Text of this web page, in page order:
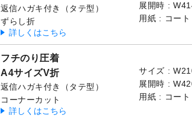
返信ハガキ付き（タテ型）
ずらし折
詳しくはこちら
展開時
用紙
コー
フチのり圧着
A4サイズV折
返信ハガキ付き（タテ型）
コーナーカット
詳しくはこちら
サイズ
展開時
用紙
コー